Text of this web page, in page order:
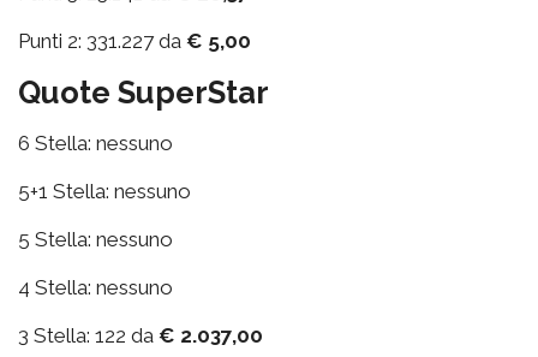
Punti 2: 331.227 da € 5,00
Quote SuperStar
6 Stella: nessuno
5+1 Stella: nessuno
5 Stella: nessuno
4 Stella: nessuno
3 Stella: 122 da € 2.037,00